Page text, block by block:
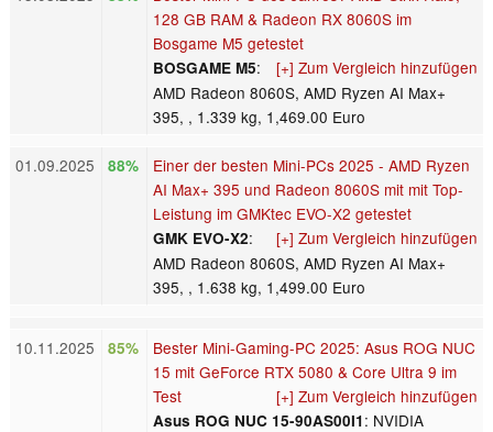
128 GB RAM & Radeon RX 8060S im
Bosgame M5 getestet
[+] Zum Vergleich hinzufügen
BOSGAME M5:
AMD Radeon 8060S, AMD Ryzen AI Max+
395, , 1.339 kg, 1,469.00 Euro
01.09.2025 88%
Einer der besten Mini-PCs 2025 - AMD Ryzen
AI Max+ 395 und Radeon 8060S mit mit Top-
Leistung im GMKtec EVO-X2 getestet
[+] Zum Vergleich hinzufügen
GMK EVO-X2:
AMD Radeon 8060S, AMD Ryzen AI Max+
395, , 1.638 kg, 1,499.00 Euro
10.11.2025 85%
Bester Mini-Gaming-PC 2025: Asus ROG NUC
15 mit GeForce RTX 5080 & Core Ultra 9 im
Test
[+] Zum Vergleich hinzufügen
Asus ROG NUC 15-90AS00I1: NVIDIA